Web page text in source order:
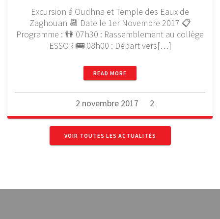
Excursion á Oudhna et Temple des Eaux de
Zaghouan 📆 Date le 1er Novembre 2017 📋
Programme : 👫 07h30 : Rassemblement au collège
ESSOR 🚌 08h00 : Départ vers[…]
READ MORE
2 novembre 2017 2
VOIR TOUTES LES ACTUALITÉS